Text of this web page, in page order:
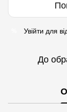
Увійти для
До